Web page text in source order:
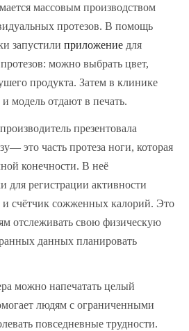
массовым производством
протезов. В помощь
запустили приложение для
можно выбрать цвет,
продукта. Затем в клинике
модель отдают в печать.
презентовала
это часть протеза ноги, которая
конечности. В неё
для регистрации активности
и счётчик сожженных калорий. Это
отслеживать свою физическую
данных планировать
можно напечатать целый
людям с ограниченными
повседневные трудности.